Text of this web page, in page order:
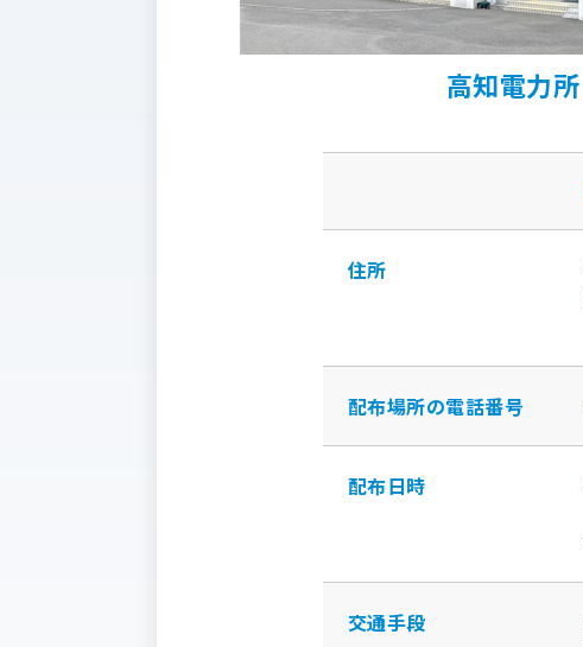
高知電力所
住所
配布場所の電話番号
配布日時
交通手段